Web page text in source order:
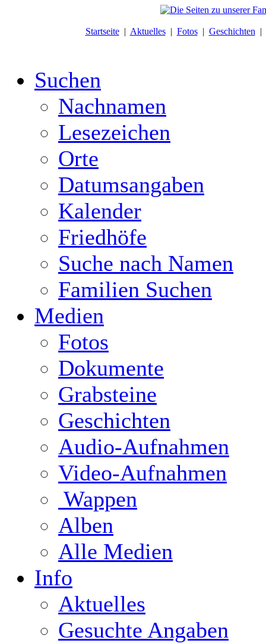
Startseite| Aktuelles| Fotos| Geschichten |
Suchen
Nachnamen
Lesezeichen
Orte
Datumsangaben
Kalender
Friedhöfe
Suche nach Namen
Familien Suchen
Medien
Fotos
Dokumente
Grabsteine
Geschichten
Audio-Aufnahmen
Video-Aufnahmen
Wappen
Alben
Alle Medien
Info
Aktuelles
Gesuchte Angaben